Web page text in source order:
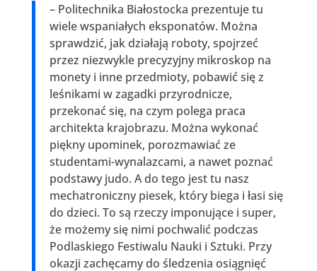
– Politechnika Białostocka prezentuje tu
wiele wspaniałych eksponatów. Można
sprawdzić, jak działają roboty, spojrzeć
przez niezwykle precyzyjny mikroskop na
monety i inne przedmioty, pobawić się z
leśnikami w zagadki przyrodnicze,
przekonać się, na czym polega praca
architekta krajobrazu. Można wykonać
piękny upominek, porozmawiać ze
studentami-wynalazcami, a nawet poznać
podstawy judo. A do tego jest tu nasz
mechatroniczny piesek, który biega i łasi się
do dzieci. To są rzeczy imponujące i super,
że możemy się nimi pochwalić podczas
Podlaskiego Festiwalu Nauki i Sztuki. Przy
okazji zachęcamy do śledzenia osiągnięć